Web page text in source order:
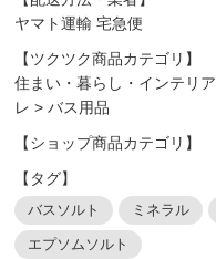
ヤマト運輸 宅急便
【ツクツク商品カテゴリ】
住まい・暮らし・インテリア
レ >バス用品
【ショップ商品カテゴリ】
【タグ】
バスソルト ミネラル
エプソムソルト